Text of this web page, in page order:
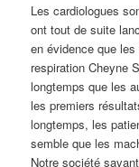
Les cardiologues
ont tout de suite
en évidence que
respiration Cheyne
longtemps que les
les premiers
longtemps, les
semble que les
Notre société